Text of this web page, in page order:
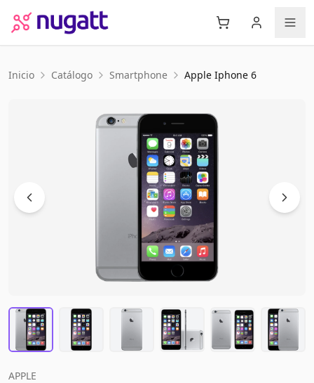
Inicio Catálogo Smartphone Apple Iphone 6
APPLE